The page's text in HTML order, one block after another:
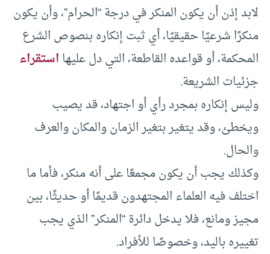
لابد إذن أن يكون المنكر في درجة “الحرام”، وأن يكون
منكرًا شرعيًا حقيقيًا، أي ثبت إنكاره بنصوص الشرع
المحكمة، أو قواعده القاطعة، التي دل عليهااستقراء
جزئيات الشريعة.
وليس إنكاره بمجرد رأي أو اجتهاد، قد يصيب
ويخطئ، وقد يتغير بتغير الزمان والمكان والعرف
والحال.
وكذلك يجب أن يكون مجمعًا على أنه منكر، فأما ما
اختلف فيه العلماء المجتهدون قديمًا أو حديثًا، بين
مجيز ومانع، فلا يدخل دائرة “المنكر” الذي يجب
تغييره باليد، وخصوصًا للأفراد.